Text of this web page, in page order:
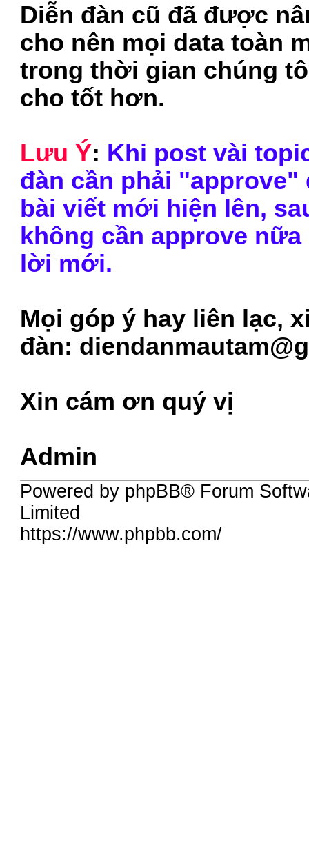
Diễn đàn cũ đã được
cho nên mọi data toàn
trong thời gian chúng
cho tốt hơn.
Lưu Ý: Khi post vài
đàn cần phải "approve"
bài viết mới hiện lên,
không cần approve
lời mới.
Mọi góp ý hay liên lạc,
đàn:
Xin cám ơn quý vị
Admin
Powered by phpBB® Forum
Limited
https://www.phpbb.com/